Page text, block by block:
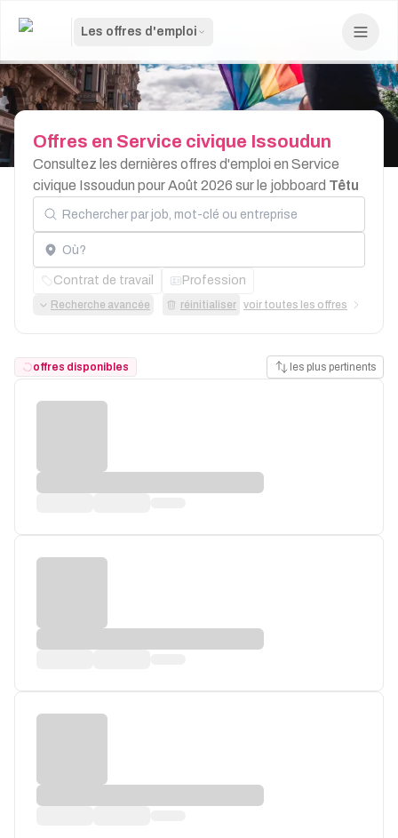
Les offres d'emploi
Offres en Service civique Issoudun
Consultez les dernières offres d'emploi en Service
civique Issoudun pour Août 2026 sur le jobboard Têtu
Rechercher par job, mot-clé ou entreprise
Localisation
Contrat de travail Profession
Recherche avancée réinitialiser voir toutes les offres
offres disponibles les plus pertinents